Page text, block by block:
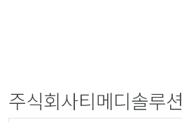
주식회사티메디솔루션